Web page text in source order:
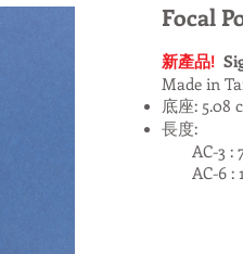
Focal
新產品!
Made in
底座: 5.08
長度:
AC-3 :
AC-6 :